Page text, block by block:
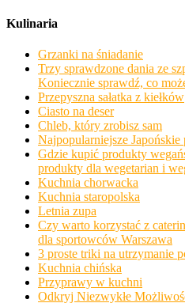
Kulinaria
Grzanki na śniadanie
Trzy sprawdzone dania ze
Koniecznie sprawdź, co
Przepyszna sałatka z kiełków
Ciasto na deser
Chleb, który zrobisz sam
Najpopularniejsze Japońskie
Gdzie kupić produkty
produkty dla wegetarian i
Kuchnia chorwacka
Kuchnia staropolska
Letnia zupa
Czy warto korzystać z
dla sportowców Warszawa
3 proste triki na utrzymanie
Kuchnia chińska
Przyprawy w kuchni
Odkryj Niezwykłe